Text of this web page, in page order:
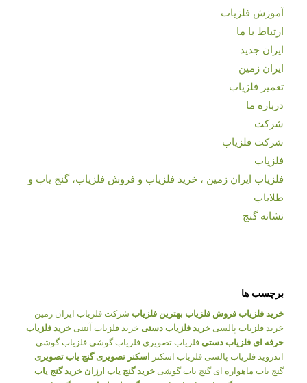
آموزش فلزیاب
ارتباط با ما
ایران جدید
ایران زمین
تعمیر فلزیاب
درباره ما
شرکت
شرکت فلزیاب
فلزیاب
فلزیاب ایران زمین ، خرید فلزیاب و فروش فلزیاب، گنج یاب و
طلایاب
نشانه گنج
برچسب ها
خرید فلزیاب فروش فلزیاب بهترین فلزیاب شرکت فلزیاب ایران زمین
خرید فلزیاب پالسی خرید فلزیاب دستی خرید فلزیاب آنتنی خرید فلزیاب
حرفه ای فلزیاب دستی فلزیاب تصویری فلزیاب گوشی فلزیاب گوشی
اندروید فلزیاب پالسی فلزیاب اسکنر اسکنر تصویری گنج یاب تصویری
گنج یاب ماهواره ای گنج یاب گوشی خرید گنج یاب ارزان خرید گنج یاب